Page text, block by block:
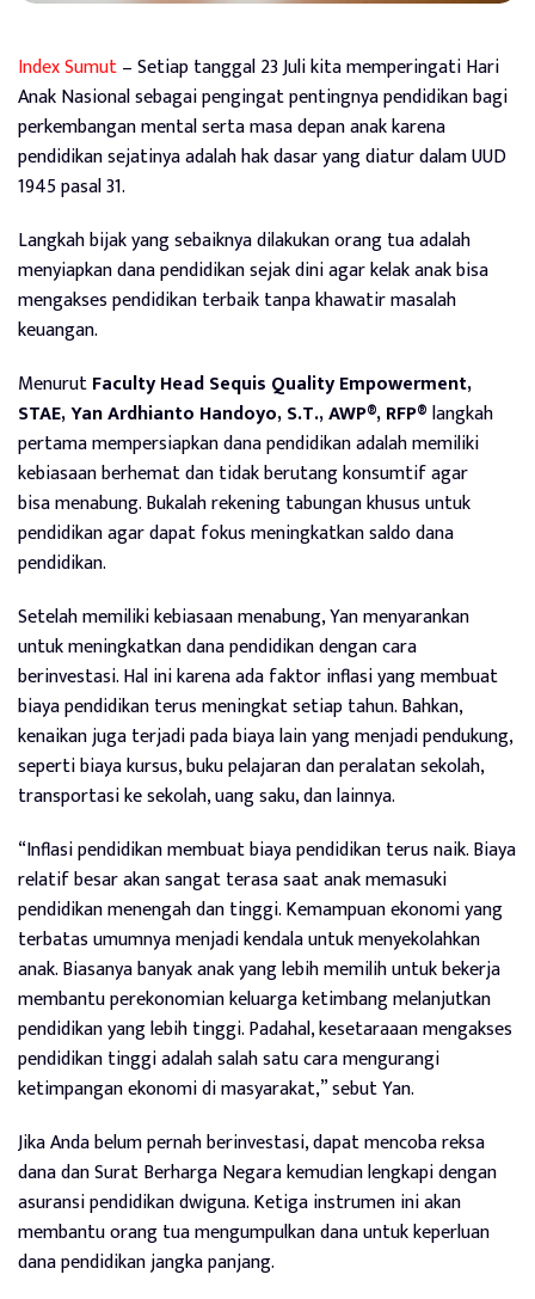
Index Sumut– Setiap tanggal 23 Juli kita memperingati Hari
Anak Nasional sebagai pengingat pentingnya pendidikan bagi
perkembangan mental serta masa depan anak karena
pendidikan sejatinya adalah hak dasar yang diatur dalam UUD
1945 pasal 31.
Langkah bijak yang sebaiknya dilakukan orang tua adalah
menyiapkan dana pendidikan sejak dini agar kelak anak bisa
mengakses pendidikan terbaik tanpa khawatir masalah
keuangan.
MenurutFaculty Head Sequis Quality Empowerment,
STAE, Yan Ardhianto Handoyo, S.T., AWP®, RFP®langkah
pertama mempersiapkan dana pendidikan adalah memiliki
kebiasaan berhemat dan tidak berutang konsumtif agar
bisa menabung. Bukalah rekening tabungan khusus untuk
pendidikan agar dapat fokus meningkatkan saldo dana
pendidikan.
Setelah memiliki kebiasaan menabung, Yan menyarankan
untuk meningkatkan dana pendidikan dengan cara
berinvestasi. Hal ini karena ada faktor inflasi yang membuat
biaya pendidikan terus meningkat setiap tahun. Bahkan,
kenaikan juga terjadi pada biaya lain yang menjadi pendukung,
seperti biaya kursus, buku pelajaran dan peralatan sekolah,
transportasi ke sekolah, uang saku, dan lainnya.
“Inflasi pendidikan membuat biaya pendidikan terus naik. Biaya
relatif besar akan sangat terasa saat anak memasuki
pendidikan menengah dan tinggi. Kemampuan ekonomi yang
terbatas umumnya menjadi kendala untuk menyekolahkan
anak. Biasanya banyak anak yang lebih memilih untuk bekerja
membantu perekonomian keluarga ketimbang melanjutkan
pendidikan yang lebih tinggi. Padahal, kesetaraaan mengakses
pendidikan tinggi adalah salah satu cara mengurangi
ketimpangan ekonomi di masyarakat,” sebut Yan.
Jika Anda belum pernah berinvestasi, dapat mencoba reksa
dana dan Surat Berharga Negara kemudian lengkapi dengan
asuransi pendidikan dwiguna. Ketiga instrumen ini akan
membantu orang tua mengumpulkan dana untuk keperluan
dana pendidikan jangka panjang.